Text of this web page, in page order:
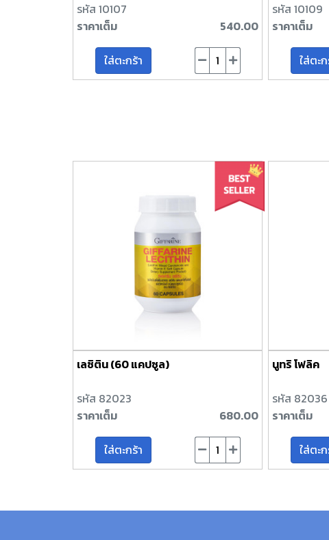
รหัส 10107
ราคาเต็ม
540.00
ใส่ตะกร้า
รหัส 10109
ราคาเต็ม
ใส่ตะ
เลซิติน (60 แคปซูล)
รหัส 82023
ราคาเต็ม
680.00
ใส่ตะกร้า
นูทริ โฟลิค
รหัส 82036
ราคาเต็ม
ใส่ตะ